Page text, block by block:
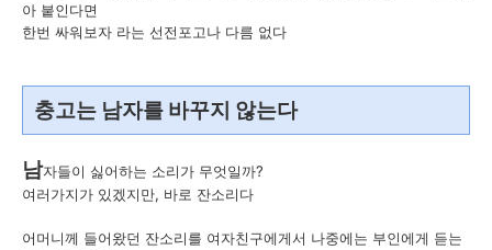
아 붙인다면
한번 싸워보자 라는 선전포고나 다름 없다
충고는 남자를 바꾸지 않는다
남자들이 싫어하는 소리가 무엇일까?
여러가지가 있겠지만, 바로 잔소리다
어머니께 들어왔던 잔소리를 여자친구에게서 나중에는 부인에게 듣는